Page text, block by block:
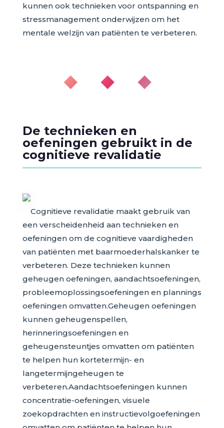
kunnen ook technieken voor ontspanning en
stressmanagement onderwijzen om het
mentale welzijn van patiënten te verbeteren.
◆ ◆ ◆
De technieken en
oefeningen gebruikt in de
cognitieve revalidatie
Cognitieve revalidatie maakt gebruik van
een verscheidenheid aan technieken en
oefeningen om de cognitieve vaardigheden
van patiënten met baarmoederhalskanker te
verbeteren. Deze technieken kunnen
geheugen oefeningen, aandachtsoefeningen,
probleemoplossingsoefeningen en plannings
oefeningen omvatten.Geheugen oefeningen
kunnen geheugenspellen,
herinneringsoefeningen en
geheugensteuntjes omvatten om patiënten
te helpen hun kortetermijn- en
langetermijngeheugen te
verbeteren.Aandachtsoefeningen kunnen
concentratie-oefeningen, visuele
zoekopdrachten en instructievolgoefeningen